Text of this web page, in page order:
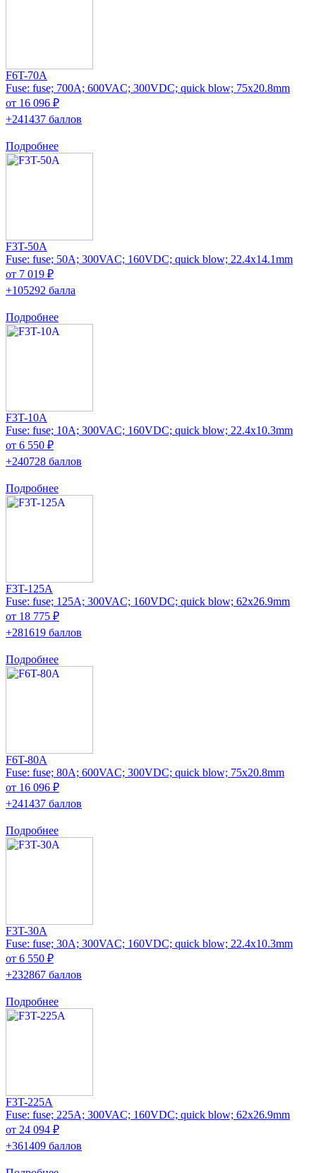
F6T-70A
Fuse: fuse; 700A; 600VAC; 300VDC; quick blow; 75x20.8mm
от 16 096 ₽
+241437 баллов
Подробнее
F3T-50A
Fuse: fuse; 50A; 300VAC; 160VDC; quick blow; 22.4x14.1mm
от 7 019 ₽
+105292 балла
Подробнее
F3T-10A
Fuse: fuse; 10A; 300VAC; 160VDC; quick blow; 22.4x10.3mm
от 6 550 ₽
+240728 баллов
Подробнее
F3T-125A
Fuse: fuse; 125A; 300VAC; 160VDC; quick blow; 62x26.9mm
от 18 775 ₽
+281619 баллов
Подробнее
F6T-80A
Fuse: fuse; 80A; 600VAC; 300VDC; quick blow; 75x20.8mm
от 16 096 ₽
+241437 баллов
Подробнее
F3T-30A
Fuse: fuse; 30A; 300VAC; 160VDC; quick blow; 22.4x10.3mm
от 6 550 ₽
+232867 баллов
Подробнее
F3T-225A
Fuse: fuse; 225A; 300VAC; 160VDC; quick blow; 62x26.9mm
от 24 094 ₽
+361409 баллов